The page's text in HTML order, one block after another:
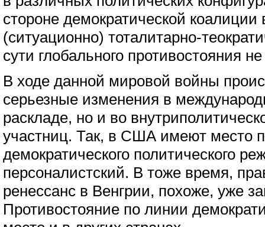
стороне демократической коалиции
(ситуационно) тоталитарно-
сути глобального противостояния
В ходе данной мировой войны
серьезные изменения в
раскладе, но и во
участниц. Так, в США имеют место
демократического политического
персоналистский. В тоже время,
ренессанс в Венгрии, похоже, уже
Противостояние по линии